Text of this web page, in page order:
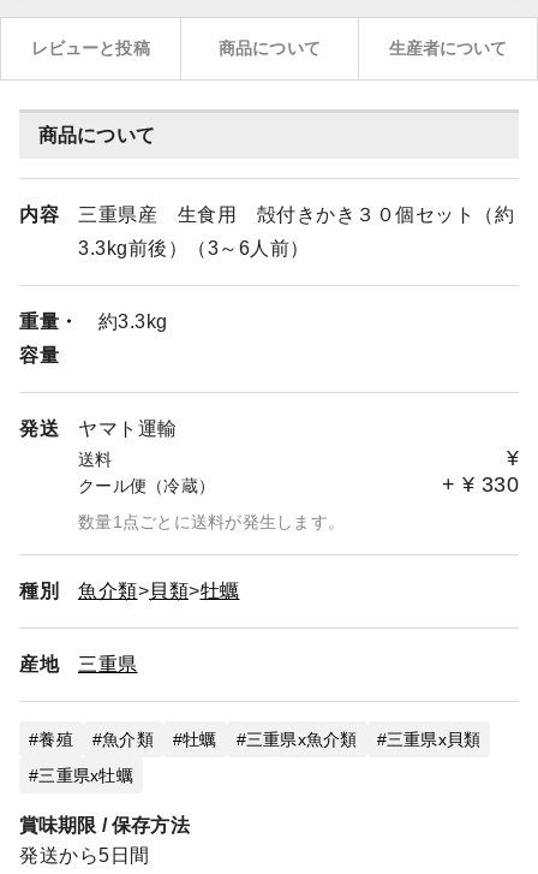
レビューと投稿 商品について 生産者について
商品について
内容
三重県産 生食用 殻付きかき３０個セット（約
3.3kg前後）（3～6人前）
重量・
容量
約3.3kg
発送 ヤマト運輸
送料 ¥
クール便（冷蔵） + ¥ 330
数量1点ごとに送料が発生します。
種別 魚介類 貝類 牡蠣
産地 三重県
養殖 魚介類 牡蠣 三重県x魚介類
三重県x貝類
三重県x牡蠣
賞味期限 / 保存方法
発送から5日間